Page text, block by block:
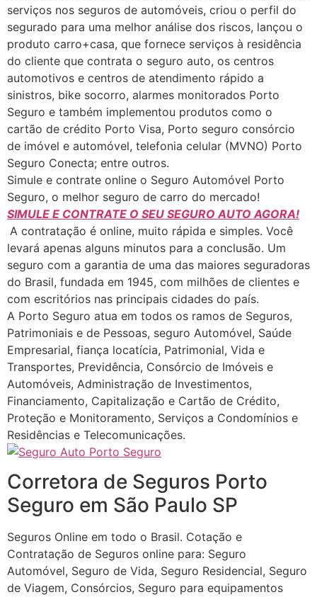
serviços nos seguros de automóveis, criou o perfil do
segurado para uma melhor análise dos riscos, lançou o
produto carro+casa, que fornece serviços à residência
do cliente que contrata o seguro auto, os centros
automotivos e centros de atendimento rápido a
sinistros, bike socorro, alarmes monitorados Porto
Seguro e também implementou produtos como o
cartão de crédito Porto Visa, Porto seguro consórcio
de imóvel e automóvel, telefonia celular (MVNO) Porto
Seguro Conecta; entre outros.
Simule e contrate online o Seguro Automóvel Porto
Seguro, o melhor seguro de carro do mercado!
SIMULE E CONTRATE O SEU SEGURO AUTO AGORA!
A contratação é online, muito rápida e simples. Você
levará apenas alguns minutos para a conclusão. Um
seguro com a garantia de uma das maiores seguradoras
do Brasil, fundada em 1945, com milhões de clientes e
com escritórios nas principais cidades do país.
A Porto Seguro atua em todos os ramos de Seguros,
Patrimoniais e de Pessoas, seguro Automóvel, Saúde
Empresarial, fiança locatícia, Patrimonial, Vida e
Transportes, Previdência, Consórcio de Imóveis e
Automóveis, Administração de Investimentos,
Financiamento, Capitalização e Cartão de Crédito,
Proteção e Monitoramento, Serviços a Condomínios e
Residências e Telecomunicações.
Corretora de Seguros Porto
Seguro em São Paulo SP
Seguros Online em todo o Brasil. Cotação e
Contratação de Seguros online para: Seguro
Automóvel, Seguro de Vida, Seguro Residencial, Seguro
de Viagem, Consórcios, Seguro para equipamentos